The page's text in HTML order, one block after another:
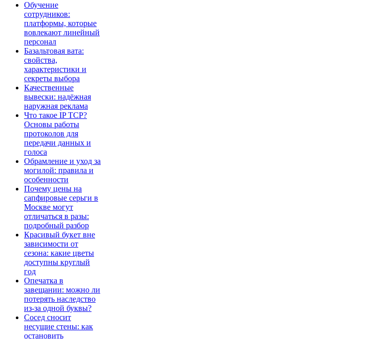
Обучение
сотрудников:
платформы, которые
вовлекают линейный
персонал
Базальтовая вата:
свойства,
характеристики и
секреты выбора
Качественные
вывески: надёжная
наружная реклама
Что такое IP TCP?
Основы работы
протоколов для
передачи данных и
голоса
Обрамление и уход за
могилой: правила и
особенности
Почему цены на
сапфировые серьги в
Москве могут
отличаться в разы:
подробный разбор
Красивый букет вне
зависимости от
сезона: какие цветы
доступны круглый
год
Опечатка в
завещании: можно ли
потерять наследство
из-за одной буквы?
Сосед сносит
несущие стены: как
остановить